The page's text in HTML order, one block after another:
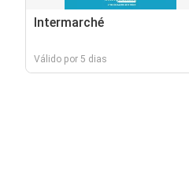
Intermarché
Válido por 5 dias